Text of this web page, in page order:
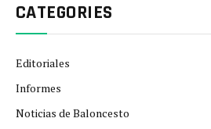
CATEGORIES
Editoriales
Informes
Noticias de Baloncesto